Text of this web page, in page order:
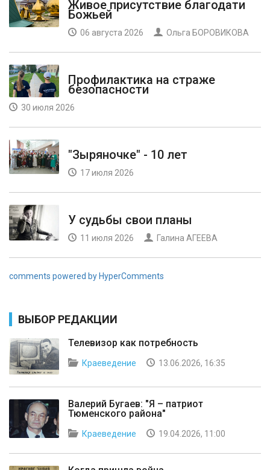
Живое присутствие благодати
Божьей
06 августа 2026 Ольга БОРОВИКОВА
Профилактика на страже
безопасности
30 июля 2026
"Зыряночке" - 10 лет
17 июля 2026
У судьбы свои планы
11 июля 2026 Галина АГЕЕВА
comments powered by HyperComments
ВЫБОР РЕДАКЦИИ
Телевизор как потребность
Краеведение 13.06.2026, 16:35
Валерий Бугаев: "Я – патриот
Тюменского района"
Краеведение 19.04.2026, 11:00